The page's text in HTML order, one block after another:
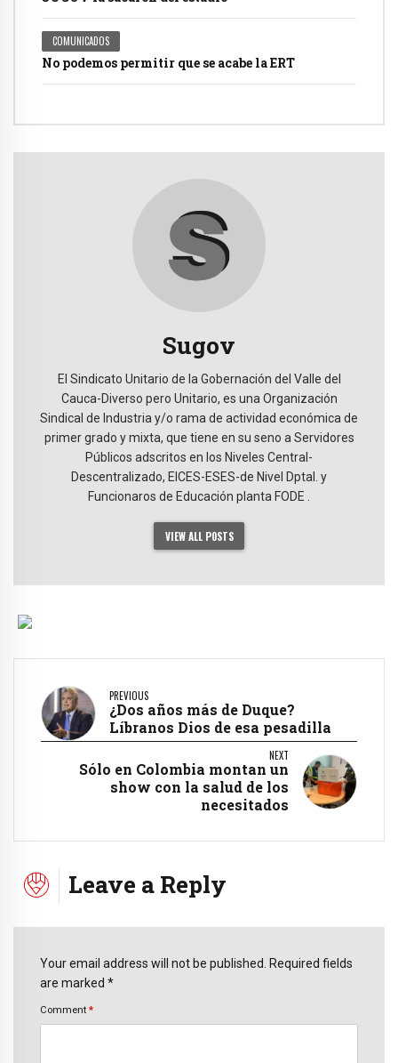
COMUNICADOS
No podemos permitir que se acabe la ERT
Sugov
El Sindicato Unitario de la Gobernación del Valle del
Cauca-Diverso pero Unitario, es una Organización
Sindical de Industria y/o rama de actividad económica de
primer grado y mixta, que tiene en su seno a Servidores
Públicos adscritos en los Niveles Central-
Descentralizado, EICES-ESES-de Nivel Dptal. y
Funcionaros de Educación planta FODE .
VIEW ALL POSTS
PREVIOUS
¿Dos años más de Duque?
Líbranos Dios de esa pesadilla
NEXT
Sólo en Colombia montan un
show con la salud de los
necesitados
Leave a Reply
Your email address will not be published. Required fields
are marked *
Comment *